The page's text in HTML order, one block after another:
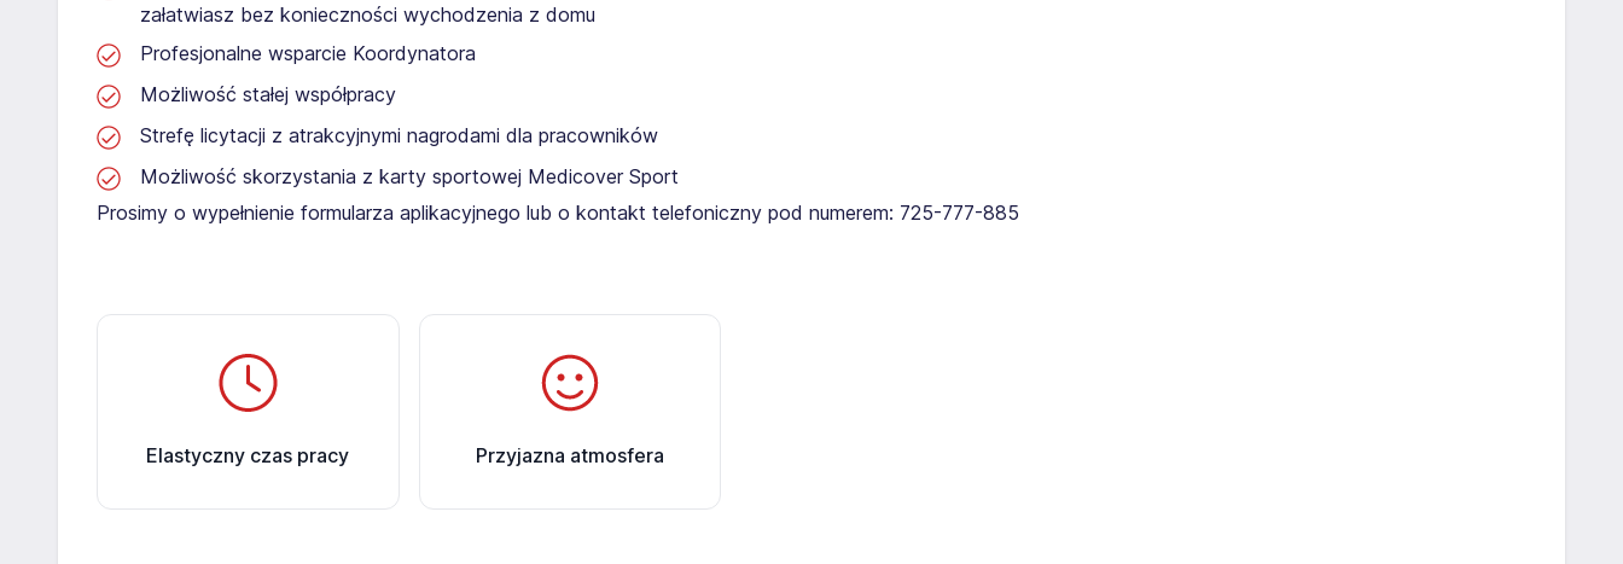
załatwiasz bez konieczności wychodzenia z domu
Profesjonalne wsparcie Koordynatora
Możliwość stałej współpracy
Strefę licytacji z atrakcyjnymi nagrodami dla pracowników
Możliwość skorzystania z karty sportowej Medicover Sport
Prosimy o wypełnienie formularza aplikacyjnego lub o kontakt telefoniczny pod numerem: 725-777-885​
Elastyczny czas pracy Przyjazna atmosfera